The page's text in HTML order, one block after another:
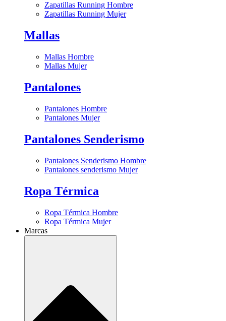
Zapatillas Running Hombre
Zapatillas Running Mujer
Mallas
Mallas Hombre
Mallas Mujer
Pantalones
Pantalones Hombre
Pantalones Mujer
Pantalones Senderismo
Pantalones Senderismo Hombre
Pantalones senderismo Mujer
Ropa Térmica
Ropa Térmica Hombre
Ropa Térmica Mujer
Marcas